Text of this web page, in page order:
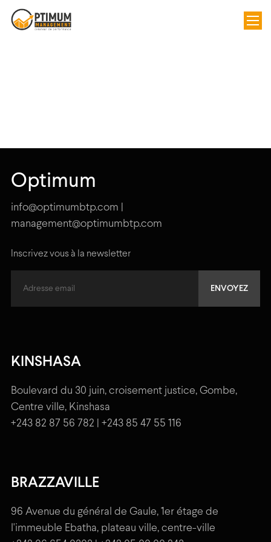
Optimum
info@optimumbtp.com |
management@optimumbtp.com
Inscrivez vous à la newsletter
KINSHASA
Boulevard du 30 juin, croisement justice, Gombe,
Centre ville, Kinshasa
+243 82 87 56 782 | +243 85 47 55 116
BRAZZAVILLE
96 Avenue du général de Gaule, 1er étage de
l'immeuble Ebatha, plateau ville, centre-ville